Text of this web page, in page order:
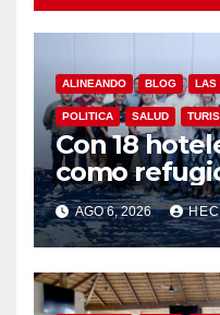
ALINEANDO BLOG LAS
POLITICA SALUD
Con 18
como
Gobierno de
refuerza la
garantiza
AGO 6, 2026